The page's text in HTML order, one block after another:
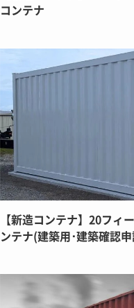
コンテナ
【新造コンテナ】20フィ
ンテナ(建築用･建築確認